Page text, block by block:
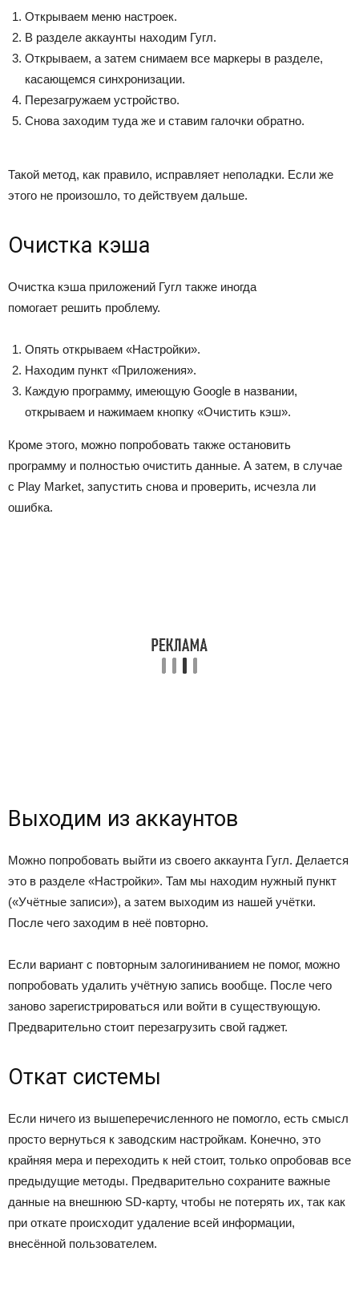
Открываем меню настроек.
В разделе аккаунты находим Гугл.
Открываем, а затем снимаем все маркеры в разделе,
касающемся синхронизации.
Перезагружаем устройство.
Снова заходим туда же и ставим галочки обратно.
Такой метод, как правило, исправляет неполадки. Если же
этого не произошло, то действуем дальше.
Очистка кэша
Очистка кэша приложений Гугл также иногда
помогает решить проблему.
Опять открываем «Настройки».
Находим пункт «Приложения».
Каждую программу, имеющую Google в названии,
открываем и нажимаем кнопку «Очистить кэш».
Кроме этого, можно попробовать также остановить
программу и полностью очистить данные. А затем, в случае
с Play Market, запустить снова и проверить, исчезла ли
ошибка.
Выходим из аккаунтов
Можно попробовать выйти из своего аккаунта Гугл. Делается
это в разделе «Настройки». Там мы находим нужный пункт
(«Учётные записи»), а затем выходим из нашей учётки.
После чего заходим в неё повторно.
Если вариант с повторным залогиниванием не помог, можно
попробовать удалить учётную запись вообще. После чего
заново зарегистрироваться или войти в существующую.
Предварительно стоит перезагрузить свой гаджет.
Откат системы
Если ничего из вышеперечисленного не помогло, есть смысл
просто вернуться к заводским настройкам. Конечно, это
крайняя мера и переходить к ней стоит, только опробовав все
предыдущие методы. Предварительно сохраните важные
данные на внешнюю SD-карту, чтобы не потерять их, так как
при откате происходит удаление всей информации,
внесённой пользователем.